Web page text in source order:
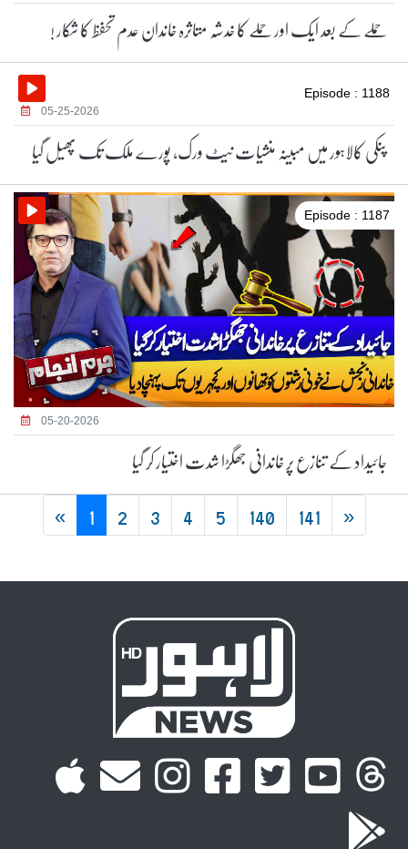
حملے کے بعد ایک اور حملے کا خدشہ متاثرہ خاندان عدم تحفظ کا شکار !
Episode : 1188
05-25-2026
پنکی کالاہور میں مبینہ منشیات نیٹ ورک، پورے ملک تک پھیل گیا
Episode : 1187
05-20-2026
جائیداد کے تنازع پر خاندانی جھگڑا شدت اختیار کر گیا
« 1 2 3 4 5 140 141 »